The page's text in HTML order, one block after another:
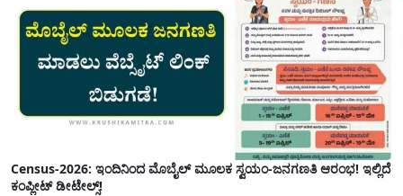
Census-2026: ಇಂದಿನಿಂದ ಮೊಬೈಲ್ ಮೂಲಕ ಸ್ವಯಂ-ಜನಗಣತಿ ಆರಂಭ! ಇಲ್ಲಿದೆ
ಕಂಪ್ಲೀಟ್ ಡೀಟೇಲ್ಸ್!